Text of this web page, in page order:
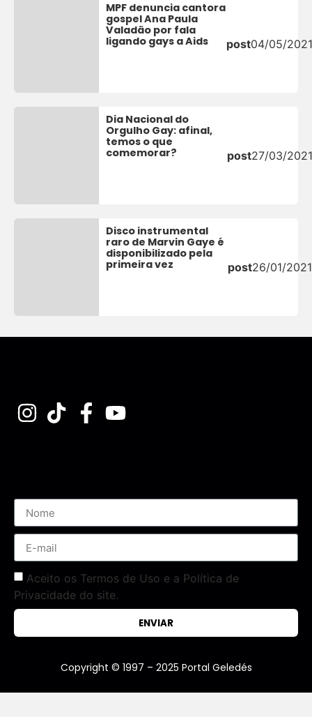
MPF denuncia cantora
gospel Ana Paula
Valadão por fala
ligando gays a Aids
post04/05/
Dia Nacional do
Orgulho Gay: afinal,
temos o que
comemorar?
post27/03/2021
Disco instrumental
raro de Marvin Gaye é
disponibilizado pela
primeira vez
post26/01/2021
Aceito os Termos de Uso e a Política de
Privacidade do site.
ENVIAR
Copyright © 1997 – 2025 Portal Geledés